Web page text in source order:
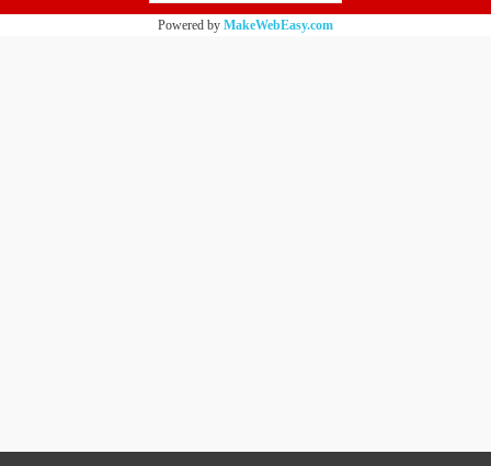
Powered by MakeWebEasy.com